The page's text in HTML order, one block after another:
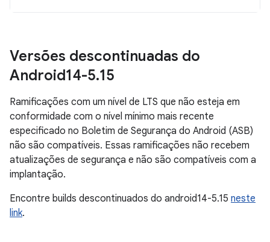
Versões descontinuadas do
Android14-5.15
Ramificações com um nível de LTS que não esteja em
conformidade com o nível mínimo mais recente
especificado no Boletim de Segurança do Android (ASB)
não são compatíveis. Essas ramificações não recebem
atualizações de segurança e não são compatíveis com a
implantação.
Encontre builds descontinuados do android14-5.15 neste
link.